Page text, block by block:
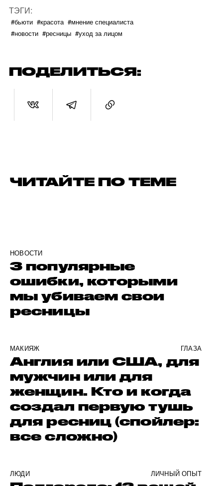
ТЭГИ:
#бьюти #красота #мнение специалиста
#новости #ресницы #уход за лицом
ПОДЕЛИТЬСЯ:
ЧИТАЙТЕ ПО ТЕМЕ
НОВОСТИ
3 популярные
ошибки, которыми
мы убиваем свои
ресницы
МАКИЯЖ ГЛАЗА
Англия или США, для
мужчин или для
женщин. Кто и когда
создал первую тушь
для ресниц (спойлер:
все сложно)
ЛЮДИ ЛИЧНЫЙ ОПЫТ